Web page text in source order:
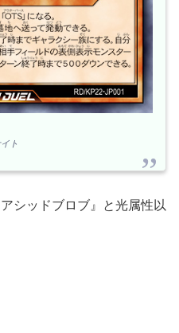
ト
シッドブロブ』と光属性以